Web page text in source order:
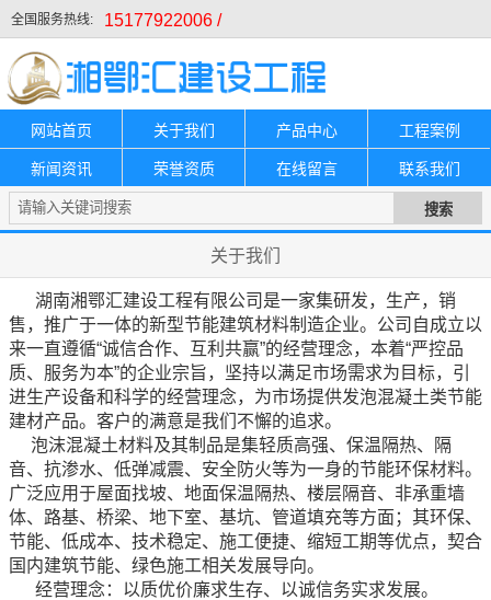
全国服务热线: 15177922006 /
网站首页 关于我们 产品中心 工程案例
新闻资讯 荣誉资质 在线留言 联系我们
关于我们
湖南湘鄂汇建设工程有限公司是一家集研发，生产，销
售，推广于一体的新型节能建筑材料制造企业。公司自成立以
来一直遵循“诚信合作、互利共赢”的经营理念，本着“严控品
质、服务为本”的企业宗旨，坚持以满足市场需求为目标，引
进生产设备和科学的经营理念，为市场提供发泡混凝土类节能
建材产品。客户的满意是我们不懈的追求。
泡沫混凝土材料及其制品是集轻质高强、保温隔热、隔
音、抗渗水、低弹减震、安全防火等为一身的节能环保材料。
广泛应用于屋面找坡、地面保温隔热、楼层隔音、非承重墙
体、路基、桥梁、地下室、基坑、管道填充等方面；其环保、
节能、低成本、技术稳定、施工便捷、缩短工期等优点，契合
国内建筑节能、绿色施工相关发展导向。
经营理念：以质优价廉求生存、以诚信务实求发展。